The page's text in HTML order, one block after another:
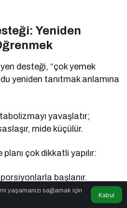
Yeniden
desteği, “çok yemek
yeniden tanıtmak anlamına
yavaşlatır;
mide küçülür.
çok dikkatli yapılır:
başlanır.
alıştıkça öğünler yavaş
yaşamanızı sağlamak için
Kabul